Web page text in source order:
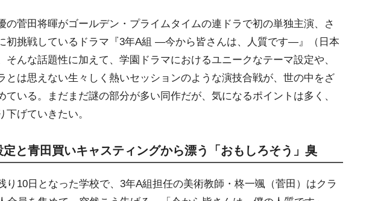
菅田将暉がゴールデン・プライムタイムの連ドラで初の単独主演、さ
初挑戦しているドラマ『3年A組 ―今から皆さんは、人質です―』（日本
そんな話題性に加えて、学園ドラマにおけるユニークなテーマ設定や、
とは思えない生々しく熱いセッションのような演技合戦が、世の中をざ
ている。まだまだ謎の部分が多い同作だが、気になるポイントは多く、
下げていきたい。
定と青田買いキャスティングから漂う「おもしろそう」臭
10日となった学校で、3年A組担任の美術教師・柊一颯（菅田）はクラ